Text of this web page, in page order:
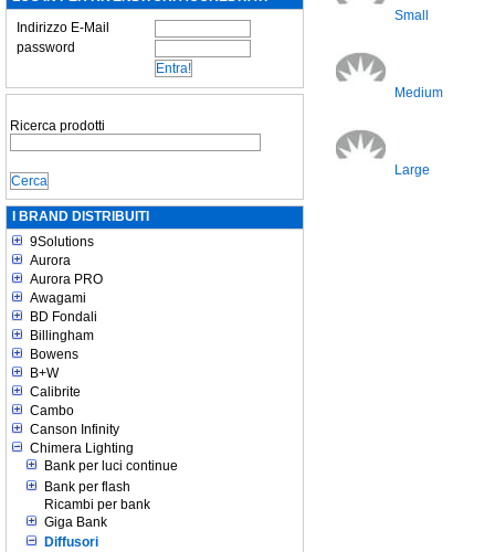
Indirizzo E-Mail
password
Ricerca prodotti
I BRAND DISTRIBUITI
9Solutions
Aurora
Aurora PRO
Awagami
BD Fondali
Billingham
Bowens
B+W
Calibrite
Cambo
Canson Infinity
Chimera Lighting
Bank per luci continue
Bank per flash
Ricambi per bank
Giga Bank
Diffusori
Small
Medium
Large